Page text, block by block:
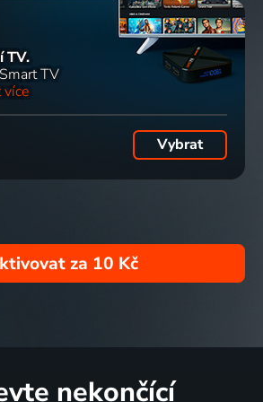
TV.
TV
Vybrat
za 10 Kč
nekončící